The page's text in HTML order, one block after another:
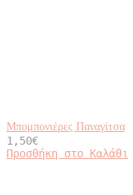
Μπομπονιέρες Παναγίτσα
1,50€
Προσθήκη στο Καλάθι